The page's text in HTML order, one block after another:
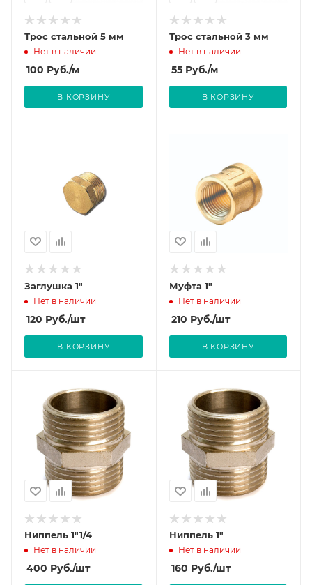
Трос стальной 5 мм
Нет в наличии
100 Руб./м
В КОРЗИНУ
Трос стальной 3 мм
Нет в наличии
55Руб./м
В КОРЗИНУ
Заглушка 1"
Нет в наличии
120 Руб./шт
В КОРЗИНУ
Муфта 1"
Нет в наличии
210 Руб./шт
В КОРЗИНУ
Ниппель 1"1/4
Нет в наличии
400 Руб./шт
Ниппель 1"
Нет в наличии
160 Руб./шт